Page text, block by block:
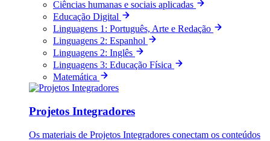
Ciências humanas e sociais aplicadas
Educação Digital
Linguagens 1: Português, Arte e Redação
Linguagens 2: Espanhol
Linguagens 2: Inglês
Linguagens 3: Educação Física
Matemática
Projetos Integradores
Os materiais de Projetos Integradores conectam os conteúdos